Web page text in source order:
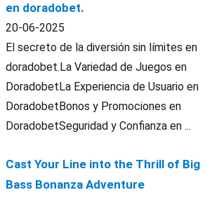
en doradobet.
20-06-2025
El secreto de la diversión sin límites en
doradobet.La Variedad de Juegos en
DoradobetLa Experiencia de Usuario en
DoradobetBonos y Promociones en
DoradobetSeguridad y Confianza en ...
Cast Your Line into the Thrill of Big
Bass Bonanza Adventure